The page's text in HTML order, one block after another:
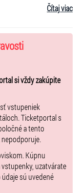
aj píše a hovorí. Zo
a poskytuje
any discounts.
Čítaj viac
si vždy zakúpite
vstupeniek
Ticketportal s
a tento
Kúpnu
uzatvárate
sú uvedené